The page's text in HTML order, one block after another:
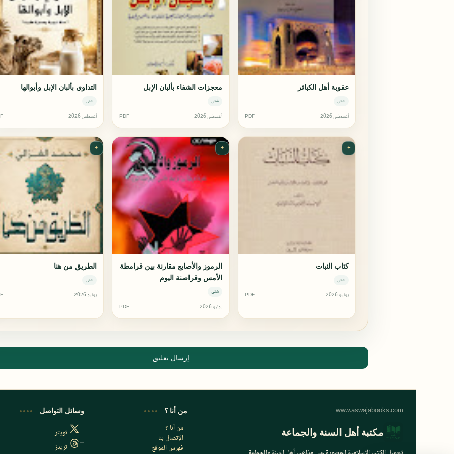
عقوبة أهل الكبائر
شتى
أغسطس 2026 PDF
معجزات الشفاء بألبان الإبل
شتى
أغسطس 2026 PDF
التداوي بألبان الإبل وأبوالها
شتى
أغسطس 2026
✦
كتاب النبات
شتى
يوليو 2026 PDF
✦
الرموز والأصابع مقارنة بين قرامطة
الأمس وقراصنة اليوم
شتى
يوليو 2026 PDF
✦
الطريق من هنا
شتى
يوليو 2026
إرسال تعليق
مكتبة أهل السنة والجماعة
من أنا ؟
من أنا ؟
الإتصال بنا
فهرس الموقع
وسائل التواصل
تويتر
ثريدز